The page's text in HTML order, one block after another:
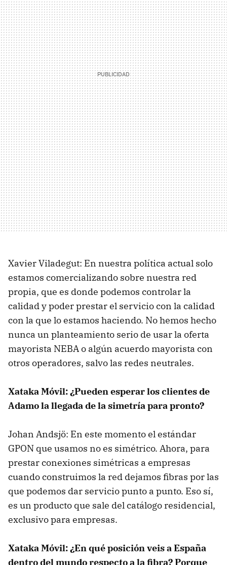
Xavier Viladegut: En nuestra política actual solo
estamos comercializando sobre nuestra red
propia, que es donde podemos controlar la
calidad y poder prestar el servicio con la calidad
con la que lo estamos haciendo. No hemos hecho
nunca un planteamiento serio de usar la oferta
mayorista NEBA o algún acuerdo mayorista con
otros operadores, salvo las redes neutrales.
Xataka Móvil: ¿Pueden esperar los clientes de
Adamo la llegada de la simetría para pronto?
Johan Andsjö: En este momento el estándar
GPON que usamos no es simétrico. Ahora, para
prestar conexiones simétricas a empresas
cuando construimos la red dejamos fibras por las
que podemos dar servicio punto a punto. Eso sí,
es un producto que sale del catálogo residencial,
exclusivo para empresas.
Xataka Móvil: ¿En qué posición veis a España
dentro del mundo respecto a la fibra? Porque